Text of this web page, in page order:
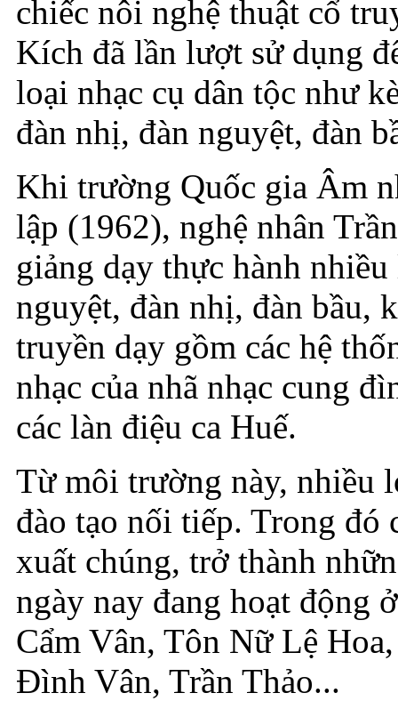
chiếc nôi nghệ thuật cổ
Kích đã lần lượt sử dụng
loại nhạc cụ dân tộc như
đàn nhị, đàn nguyệt, đàn
Khi trường Quốc gia Âm
lập (1962), nghệ nhân
giảng dạy thực hành
nguyệt, đàn nhị, đàn bầu,
truyền dạy gồm các hệ
nhạc của nhã nhạc cung
các làn điệu ca Huế.
Từ môi trường này, nhiều
đào tạo nối tiếp. Trong đó
xuất chúng, trở thành
ngày nay đang hoạt động
Cẩm Vân, Tôn Nữ Lệ
Đình Vân, Trần Thảo...